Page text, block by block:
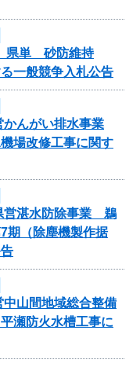
県単 砂防維持
一般競争入札公告
んがい排水事業
場改修工事に関す
営湛水防除事業 鵜
期（除塵機製作据
山間地域総合整備
瀬防火水槽工事に